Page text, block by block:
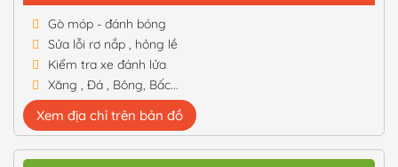
Gò móp - đánh bóng
Sửa lỗi rơ nắp , hỏng lề
Kiểm tra xe đánh lửa
Xăng , Đá , Bông, Bấc...
Xem địa chỉ trên bản đồ